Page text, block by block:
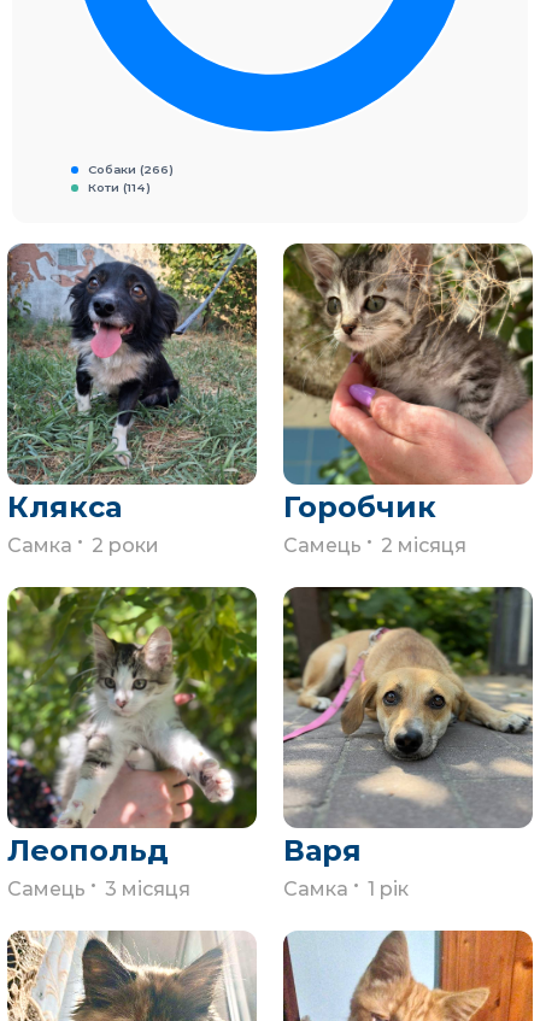
Собаки (266)
Коти (114)
Клякса
Самка . 2 роки
Горобчик
Самець . 2 місяця
Леопольд
Самець . 3 місяця
Варя
Самка . 1 рік